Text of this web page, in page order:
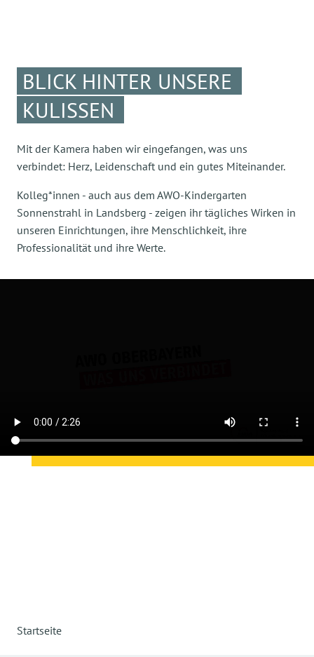
BLICK HINTER UNSERE
KULISSEN
Mit der Kamera haben wir eingefangen, was uns
verbindet: Herz, Leidenschaft und ein gutes Miteinander.
Kolleg*innen - auch aus dem AWO-Kindergarten
Sonnenstrahl in Landsberg - zeigen ihr tägliches Wirken in
unseren Einrichtungen, ihre Menschlichkeit, ihre
Professionalität und ihre Werte.
Startseite